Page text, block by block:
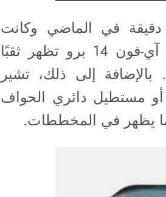
في الماضي وكانت
صادقة، شارك الشهر الماضي تخطيط شاشة لآي-فون آي-فون 14 برو تظهر ثقبًا
إلى ذلك، تشير
مستطيل دائري الحواف
يظهر في المخططات.